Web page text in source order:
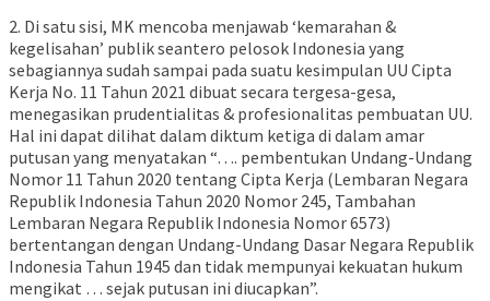
2. Di satu sisi, MK mencoba menjawab ‘kemarahan &
kegelisahan’ publik seantero pelosok Indonesia yang
sebagiannya sudah sampai pada suatu kesimpulan UU Cipta
Kerja No. 11 Tahun 2021 dibuat secara tergesa-gesa,
menegasikan prudentialitas & profesionalitas pembuatan UU.
Hal ini dapat dilihat dalam diktum ketiga di dalam amar
putusan yang menyatakan “…. pembentukan Undang-Undang
Nomor 11 Tahun 2020 tentang Cipta Kerja (Lembaran Negara
Republik Indonesia Tahun 2020 Nomor 245, Tambahan
Lembaran Negara Republik Indonesia Nomor 6573)
bertentangan dengan Undang-Undang Dasar Negara Republik
Indonesia Tahun 1945 dan tidak mempunyai kekuatan hukum
mengikat … sejak putusan ini diucapkan”.